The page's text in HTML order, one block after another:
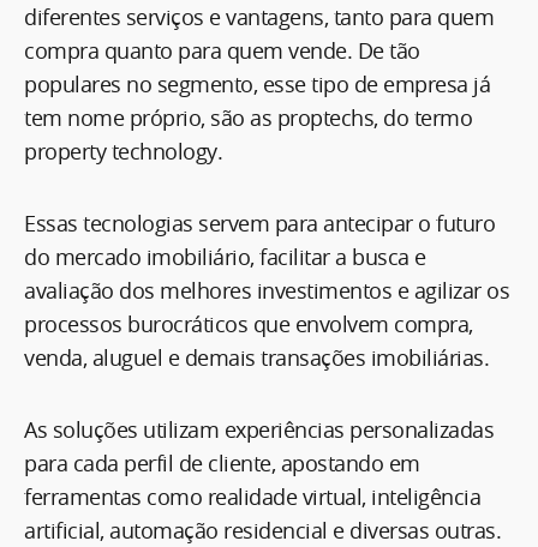
diferentes serviços e vantagens, tanto para quem
compra quanto para quem vende. De tão
populares no segmento, esse tipo de empresa já
tem nome próprio, são as proptechs, do termo
property technology.
Essas tecnologias servem para antecipar o futuro
do mercado imobiliário, facilitar a busca e
avaliação dos melhores investimentos e agilizar os
processos burocráticos que envolvem compra,
venda, aluguel e demais transações imobiliárias.
As soluções utilizam experiências personalizadas
para cada perfil de cliente, apostando em
ferramentas como realidade virtual, inteligência
artificial, automação residencial e diversas outras.